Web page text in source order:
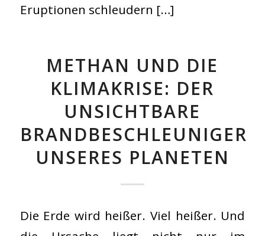
Eruptionen schleudern […]
METHAN UND DIE
KLIMAKRISE: DER
UNSICHTBARE
BRANDBESCHLEUNIGER
UNSERES PLANETEN
Die Erde wird heißer. Viel heißer. Und